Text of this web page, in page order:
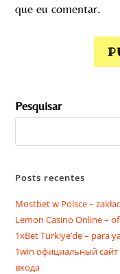
que eu comentar.
Pesquisar
Posts recentes
Mostbet w Polsce –
Lemon Casino Online –
1xBet Türkiye’de – para
1win официальный
входа